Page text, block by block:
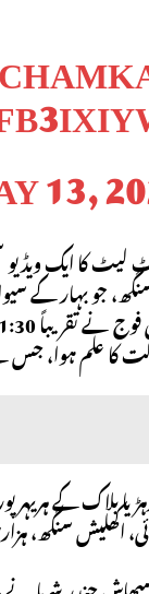
13,
کا علم ہوا، جس
بلاک کے ہریہر
اکھلیش